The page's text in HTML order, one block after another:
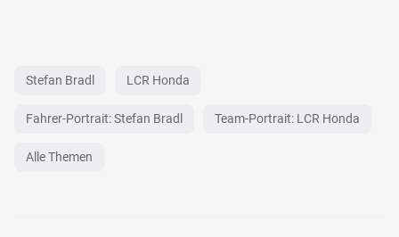
Stefan Bradl LCR Honda
Fahrer-Portrait: Stefan Bradl Team-Portrait: LCR Honda
Alle Themen